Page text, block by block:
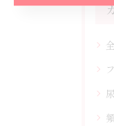
お問